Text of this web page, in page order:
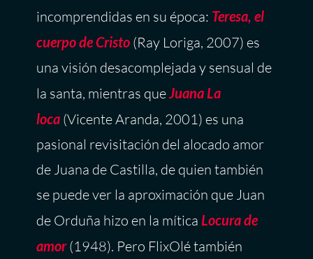
incomprendidas en su época: Teresa, el
cuerpo de Cristo (Ray Loriga, 2007) es
una visión desacomplejada y sensual de
la santa, mientras queJuana La
loca (Vicente Aranda, 2001) es una
pasional revisitación del alocado amor
de Juana de Castilla, de quien también
se puede ver la aproximación que Juan
de Orduña hizo en la míticaLocura de
amor(1948). Pero FlixOlé también